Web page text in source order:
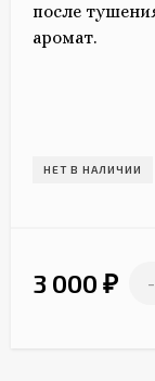
после
аромат.
НЕТ В НАЛИЧИИ
3 000 ₽ -